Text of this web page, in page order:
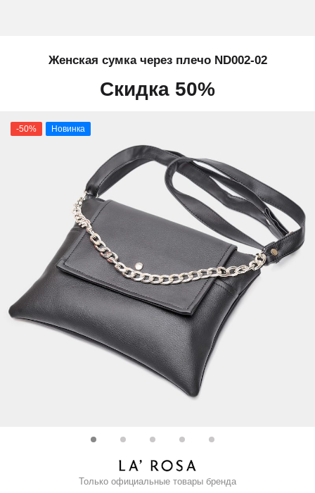
Женская сумка через плечо ND002-02
Скидка 50%
-50% Новинка
Только официальные товары бренда